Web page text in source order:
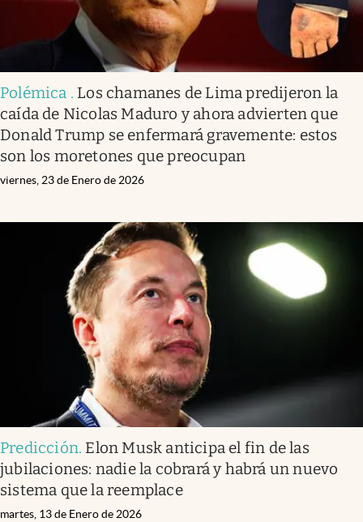
Polémica . Los chamanes de Lima predijeron la
caída de Nicolas Maduro y ahora advierten que
Donald Trump se enfermará gravemente: estos
son los moretones que preocupan
viernes, 23 de Enero de 2026
Predicción. Elon Musk anticipa el fin de las
jubilaciones: nadie la cobrará y habrá un nuevo
sistema que la reemplace
martes, 13 de Enero de 2026